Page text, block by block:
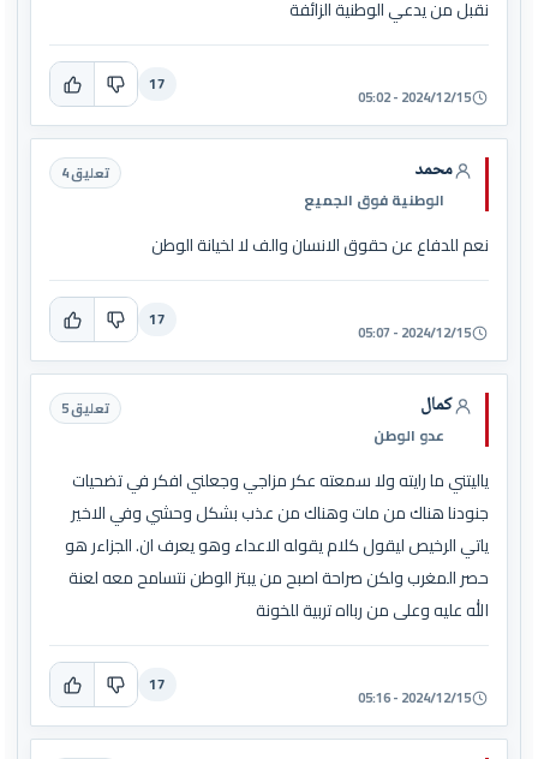
نقبل من يدعي الوطنية الزائفة
2024/12/15 - 05:02
17
محمد
الوطنية فوق الجميع
تعليق 4
نعم للدفاع عن حقوق الانسان والف لا لخيانة الوطن
2024/12/15 - 05:07
17
كمال
عدو الوطن
تعليق 5
ياليتني ما رايته ولا سمعته عكر مزاجي وجعلني افكر في تضحيات
جنودنا هناك من مات وهناك من عذب بشكل وحشي وفي الاخير
ياتي الرخيص ليقول كلام يقوله الاعداء وهو يعرف ان. الجزاءر هو
حصر المغرب ولكن صراحة اصبح من يبتز الوطن نتسامح معه لعنة
الله عليه وعلى من ربااه تربية للخونة
2024/12/15 - 05:16
17